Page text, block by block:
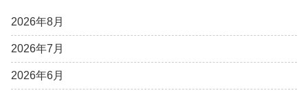
2026年8月
2026年7月
2026年6月